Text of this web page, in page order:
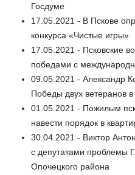
Госдуме
17.05.2021 - В Пскове
конкурса «Чистые игры»
17.05.2021 - Псковские
победами с
09.05.2021 - Александр
Победы двух ветеранов
01.05.2021 - Пожилым
навести порядок в
30.04.2021 - Виктор
с депутатами проблемы
Опочецкого района